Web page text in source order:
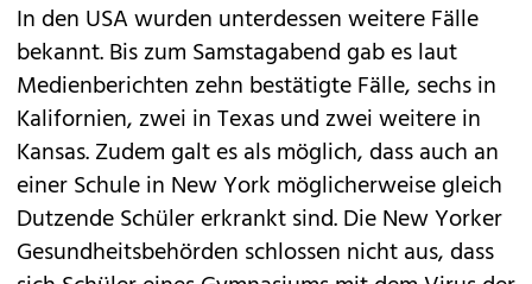
In den USA wurden unterdessen weitere Fälle
bekannt. Bis zum Samstagabend gab es laut
Medienberichten zehn bestätigte Fälle, sechs in
Kalifornien, zwei in Texas und zwei weitere in
Kansas. Zudem galt es als möglich, dass auch an
einer Schule in New York möglicherweise gleich
Dutzende Schüler erkrankt sind. Die New Yorker
Gesundheitsbehörden schlossen nicht aus, dass